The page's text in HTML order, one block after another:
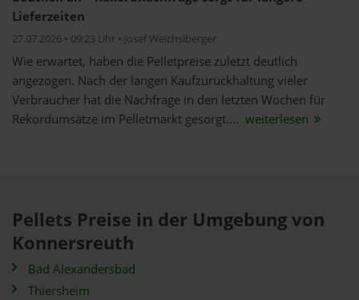
Lieferzeiten
27.07.2026 • 09:23 Uhr • Josef Weichslberger
Wie erwartet, haben die Pelletpreise zuletzt deutlich
angezogen. Nach der langen Kaufzurückhaltung vieler
Verbraucher hat die Nachfrage in den letzten Wochen für
Rekordumsätze im Pelletmarkt gesorgt.... weiterlesen
Pellets Preise in der Umgebung von
Konnersreuth
Bad Alexandersbad
Thiersheim